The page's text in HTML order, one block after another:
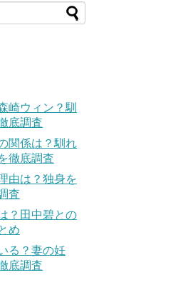
崎ウィン？馴
底調査
関係は？馴れ
徹底調査
由は？独身を
査
？田中碧との
め
る？妻の妊
底調査